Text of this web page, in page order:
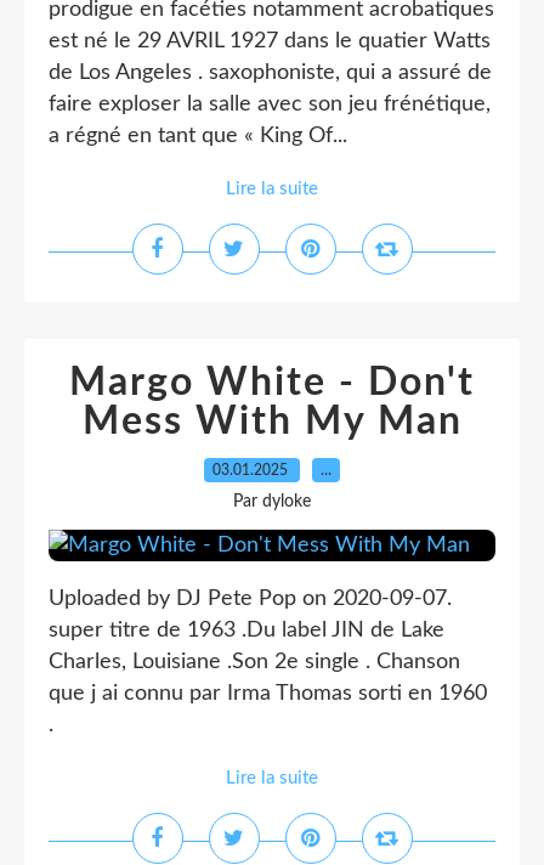
prodigue en facéties notamment acrobatiques
est né le 29 AVRIL 1927 dans le quatier Watts
de Los Angeles . saxophoniste, qui a assuré de
faire exploser la salle avec son jeu frénétique,
a régné en tant que « King Of...
Lire la suite
Margo White - Don't
Mess With My Man
03.01.2025 …
Par dyloke
Uploaded by DJ Pete Pop on 2020-09-07.
super titre de 1963 .Du label JIN de Lake
Charles, Louisiane .Son 2e single . Chanson
que j ai connu par Irma Thomas sorti en 1960
.
Lire la suite